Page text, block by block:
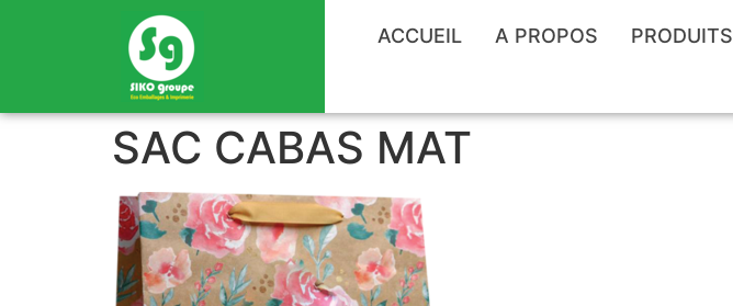
ACCUEIL A PROPOS PRODUITS
SAC CABAS MAT